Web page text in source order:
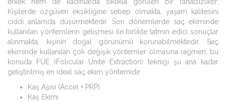
erkek hem de kadınlarda sıklıkla görülen bir rahatsızlıktır.
Kişilerde özgüven eksikliğine sebep olmakta, yaşam kalitesini
ciddi anlamda düşürmektedir. Son dönemlerde saç ekiminde
kullanılan yöntemlerin gelişmesi ile birlikte tatmin edici sonuçlar
alınmakta, kişinin doğal görünümü korunabilmektedir. Saç
ekiminde kullanılan çok değişik yöntemler olmasına rağmen, bu
konuda FUE (Folicular Unite Extraction) tekniği şu ana kadar
geliştirilmiş en ideal saç ekim yöntemidir.
Kaş Aşısı (Accel + PRP)
Kaş Ekimi